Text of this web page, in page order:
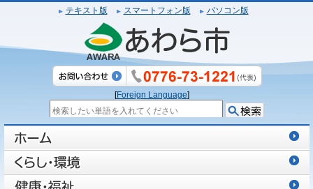
テキスト版 スマートフォン版 パソコン版
[Foreign Language]